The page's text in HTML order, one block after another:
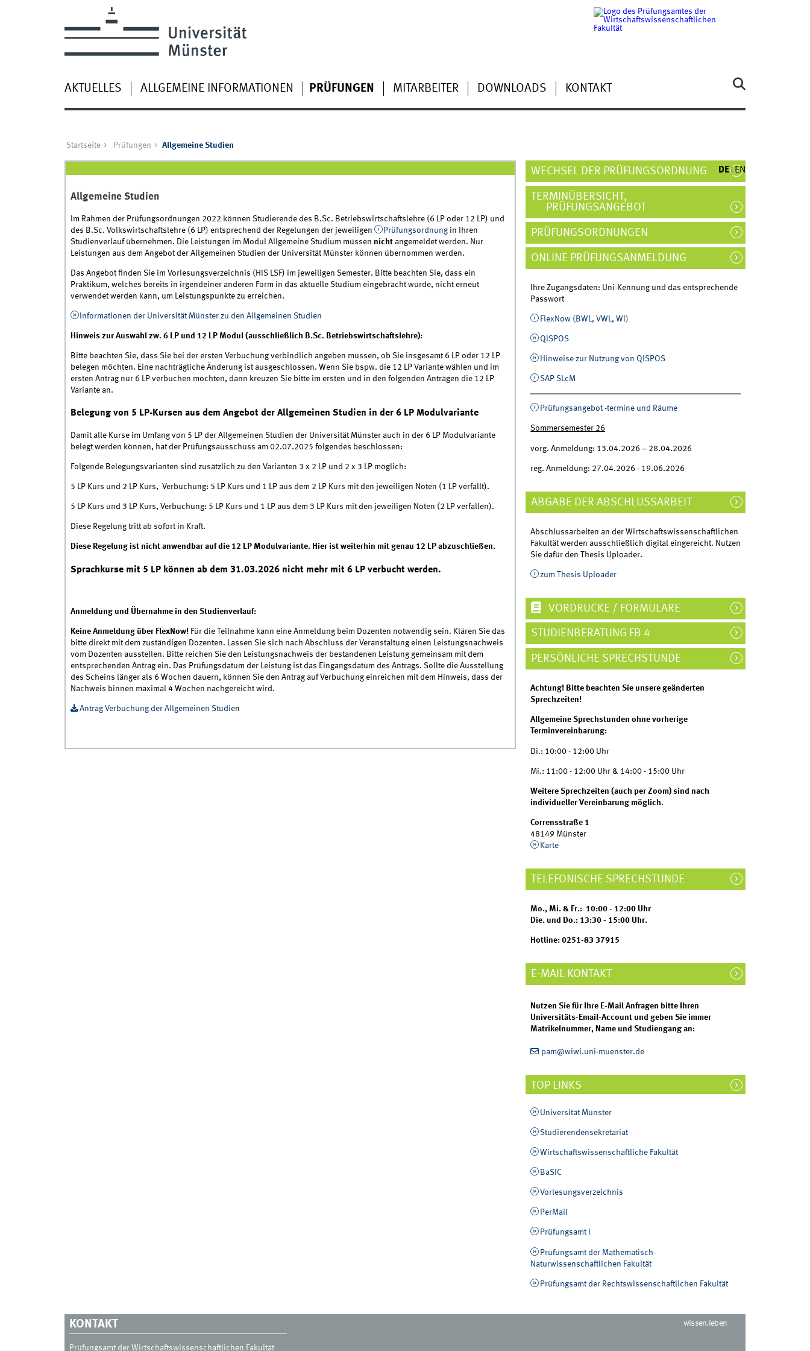
AKTUELLES ALLGEMEINE INFORMATIONEN PRÜFUNGEN MITARBEITER DOWNLOADS KONTAKT
DE EN
Startseite Prüfungen Allgemeine Studien
Allgemeine Studien
Im Rahmen der Prüfungsordnungen 2022 können Studierende des B.Sc. Betriebswirtschaftslehre (6 LP oder 12 LP) und
des B.Sc. Volkswirtschaftslehre (6 LP) entsprechend der Regelungen der jeweiligen
Prüfungsordnung in Ihren
Studienverlauf übernehmen. Die Leistungen im Modul Allgemeine Studium müssen nichtangemeldet werden. Nur
Leistungen aus dem Angebot der Allgemeinen Studien der Universität Münster können übernommen werden.
Das Angebot finden Sie im Vorlesungsverzeichnis (HIS LSF) im jeweiligen Semester. Bitte beachten Sie, dass ein
Praktikum, welches bereits in irgendeiner anderen Form in das aktuelle Studium eingebracht wurde, nicht erneut
verwendet werden kann, um Leistungspunkte zu erreichen.
Informationen der Universität Münster zu den Allgemeinen Studien
Hinweis zur Auswahl zw. 6 LP und 12 LP Modul (ausschließlich B.Sc. Betriebswirtschaftslehre):
Bitte beachten Sie, dass Sie bei der ersten Verbuchung verbindlich angeben müssen, ob Sie insgesamt 6 LP oder 12 LP
belegen möchten. Eine nachträgliche Änderung ist ausgeschlossen. Wenn Sie bspw. die 12 LP Variante wählen und im
ersten Antrag nur 6 LP verbuchen möchten, dann kreuzen Sie bitte im ersten und in den folgenden Anträgen die 12 LP
Variante an.
Belegung von 5 LP-Kursen aus dem Angebot der Allgemeinen Studien in der 6 LP Modulvariante
Damit alle Kurse im Umfang von 5 LP der Allgemeinen Studien der Universität Münster auch in der 6 LP Modulvariante
belegt werden können, hat der Prüfungsausschuss am 02.07.2025 folgendes beschlossen:
Folgende Belegungsvarianten sind zusätzlich zu den Varianten 3 x 2 LP und 2 x 3 LP möglich:
5 LP Kurs und 2 LP Kurs, Verbuchung: 5 LP Kurs und 1 LP aus dem 2 LP Kurs mit den jeweiligen Noten (1 LP verfällt).
5 LP Kurs und 3 LP Kurs, Verbuchung: 5 LP Kurs und 1 LP aus dem 3 LP Kurs mit den jeweiligen Noten (2 LP verfallen).
Diese Regelung tritt ab sofort in Kraft.
Diese Regelung ist nicht anwendbar auf die 12 LP Modulvariante. Hier ist weiterhin mit genau 12 LP abzuschließen.
Sprachkurse mit 5 LP können ab dem 31.03.2026 nicht mehr mit 6 LP verbucht werden.
Anmeldung und Übernahme in den Studienverlauf:
Keine Anmeldung über FlexNow!Für die Teilnahme kann eine Anmeldung beim Dozenten notwendig sein. Klären Sie das
bitte direkt mit dem zuständigen Dozenten. Lassen Sie sich nach Abschluss der Veranstaltung einen Leistungsnachweis
vom Dozenten ausstellen. Bitte reichen Sie den Leistungsnachweis der bestandenen Leistung gemeinsam mit dem
entsprechenden Antrag ein. Das Prüfungsdatum der Leistung ist das Eingangsdatum des Antrags. Sollte die Ausstellung
des Scheins länger als 6 Wochen dauern, können Sie den Antrag auf Verbuchung einreichen mit dem Hinweis, dass der
Nachweis binnen maximal 4 Wochen nachgereicht wird.
Antrag Verbuchung der Allgemeinen Studien
WECHSEL DER PRÜFUNGSORDNUNG
TERMINÜBERSICHT,
PRÜFUNGSANGEBOT
PRÜFUNGSORDNUNGEN
ONLINE PRÜFUNGSANMELDUNG
Ihre Zugangsdaten: Uni-Kennung und das entsprechende
Passwort
FlexNow (BWL, VWL, WI)
QISPOS
Hinweise zur Nutzung von QISPOS
SAP SLcM
Prüfungsangebot -termine und Räume
Sommersemester 26
vorg. Anmeldung: 13.04.2026 – 28.04.2026
reg. Anmeldung: 27.04.2026 - 19.06.2026
ABGABE DER ABSCHLUSSARBEIT
Abschlussarbeiten an der Wirtschaftswissenschaftlichen
Fakultät werden ausschließlich digital eingereicht. Nutzen
Sie dafür den Thesis Uploader.
zum Thesis Uploader
VORDRUCKE / FORMULARE
STUDIENBERATUNG FB 4
PERSÖNLICHE SPRECHSTUNDE
Achtung! Bitte beachten Sie unsere geänderten
Sprechzeiten!
Allgemeine Sprechstunden ohne vorherige
Terminvereinbarung:
Di.: 10:00 - 12:00 Uhr
Mi.: 11:00 - 12:00 Uhr & 14:00 - 15:00 Uhr
Weitere Sprechzeiten (auch per Zoom) sind nach
individueller Vereinbarung möglich.
Corrensstraße 1
48149 Münster
Karte
TELEFONISCHE SPRECHSTUNDE
Mo., Mi. & Fr.: 10:00 - 12:00 Uhr
Die. und Do.: 13:30 - 15:00 Uhr.
Hotline: 0251-83 37915
E-MAIL KONTAKT
Nutzen Sie für Ihre E-Mail Anfragen bitte Ihren
Universitäts-Email-Account und geben Sie immer
Matrikelnummer, Name und Studiengang an:
pam@wiwi.uni-muenster.de
TOP LINKS
Universität Münster
Studierendensekretariat
Wirtschaftswissenschaftliche Fakultät
BaSIC
Vorlesungsverzeichnis
PerMail
Prüfungsamt I
Prüfungsamt der Mathematisch-
Naturwissenschaftlichen Fakultät
Prüfungsamt der Rechtswissenschaftlichen Fakultät
KONTAKT
Prüfungsamt der Wirtschaftswissenschaftlichen Fakultät
wissen.leben